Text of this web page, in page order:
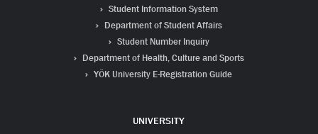
Student Information System
Department of Student Affairs
Student Number Inquiry
Department of Health, Culture and Sports
YÖK University E-Registration Guide
UNIVERSITY